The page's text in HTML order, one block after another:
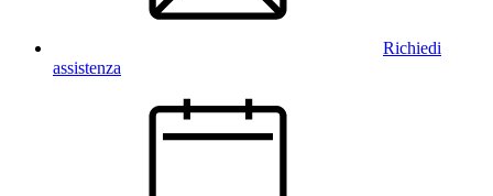
Richiedi
assistenza